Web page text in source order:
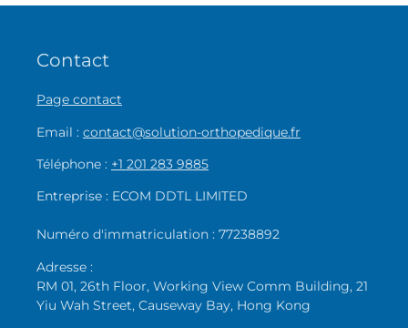
Contact
Page contact
Email : contact@solution-orthopedique.fr
Téléphone : +1 201 283 9885
Entreprise : ECOM DDTL LIMITED
Numéro d'immatriculation : 77238892
Adresse :
RM 01, 26th Floor, Working View Comm Building, 21
Yiu Wah Street, Causeway Bay, Hong Kong